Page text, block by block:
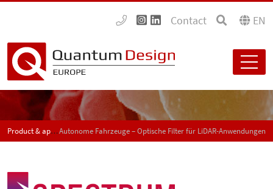
Contact EN
Product & application news - SPECTRUMAutonome Fahrzeuge – Optische Filter für LiDAR-Anwendungen